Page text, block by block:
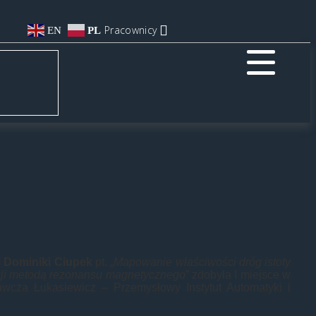
EN PL Pracownicy